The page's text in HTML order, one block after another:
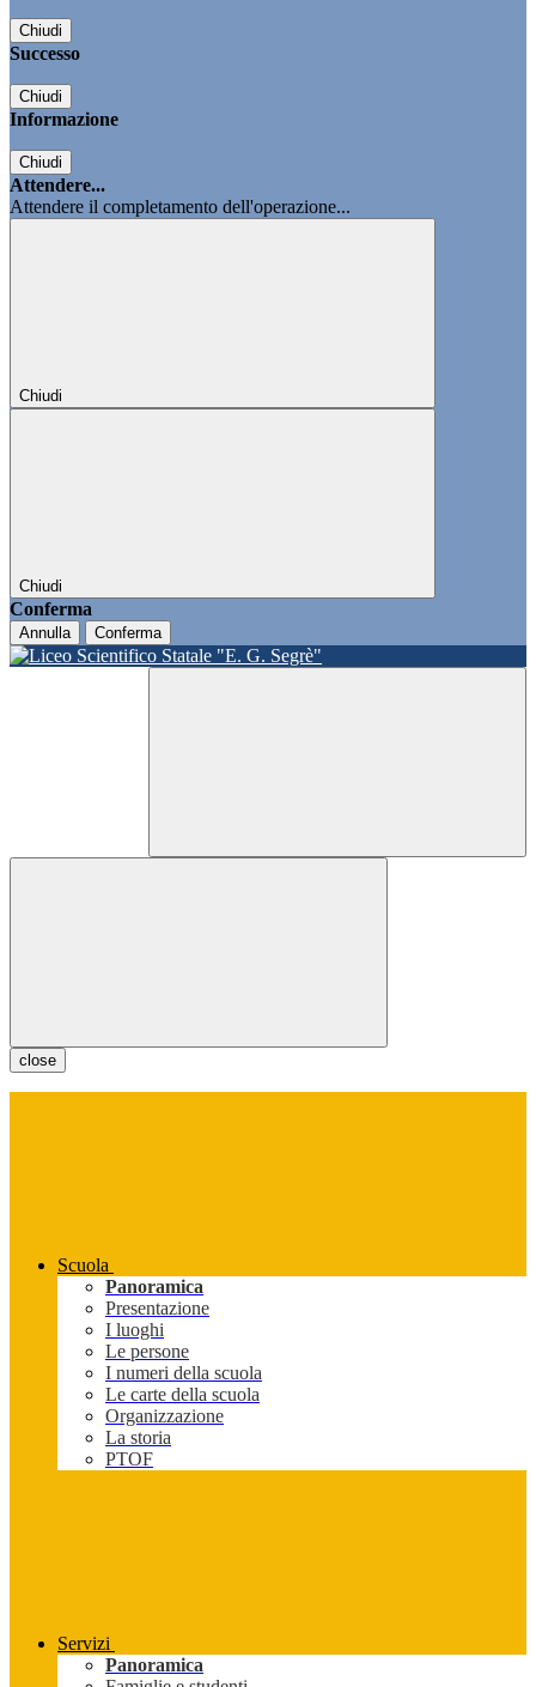
Chiudi
Successo
Chiudi
Informazione
Chiudi
Attendere...
Attendere il completamento dell'operazione...
Chiudi
Chiudi
Conferma
Annulla Conferma
close
Scuola
Panoramica
Presentazione
I luoghi
Le persone
I numeri della scuola
Le carte della scuola
Organizzazione
La storia
PTOF
Servizi
Panoramica